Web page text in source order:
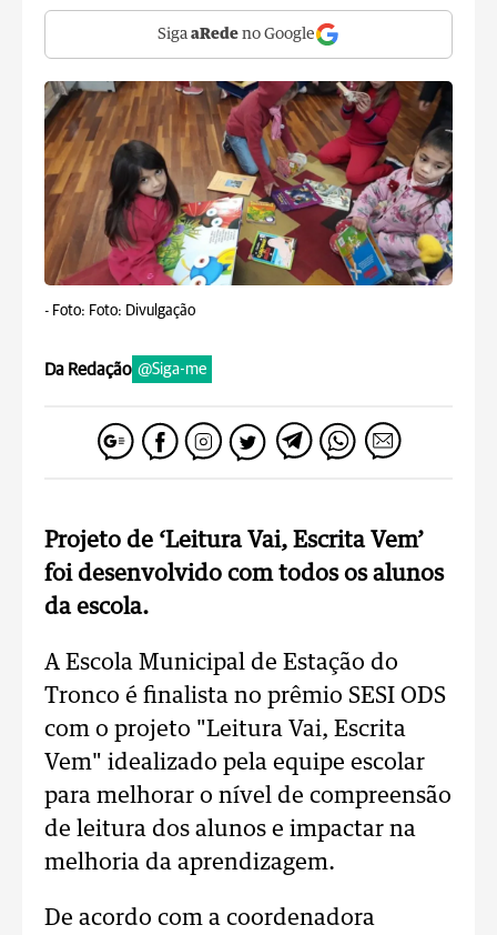
Siga aRede no Google
- Foto: Foto: Divulgação
Da Redação @Siga-me
Projeto de ‘Leitura Vai, Escrita Vem’
foi desenvolvido com todos os alunos
da escola.
A Escola Municipal de Estação do
Tronco é finalista no prêmio SESI ODS
com o projeto "Leitura Vai, Escrita
Vem" idealizado pela equipe escolar
para melhorar o nível de compreensão
de leitura dos alunos e impactar na
melhoria da aprendizagem.
De acordo com a coordenadora